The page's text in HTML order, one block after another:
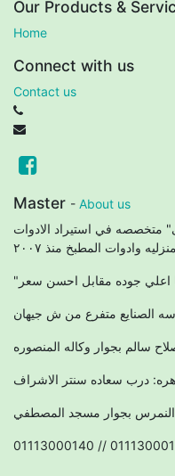
Our Products &
Home
Connect with us
Contact us
Master - About us
في استيراد الادوات
الصنايع متفرع من ش جيهان
01113000140 //